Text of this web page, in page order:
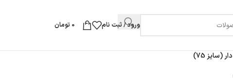
ورود / ثبت نام 0 تومان
(سایز 75)